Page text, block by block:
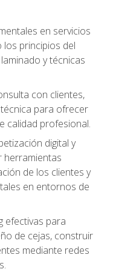
en servicios
los principios del
y técnicas
con clientes,
para ofrecer
calidad profesional.
digital y
herramientas
de los clientes y
en entornos de
efectivas para
de cejas, construir
mediante redes